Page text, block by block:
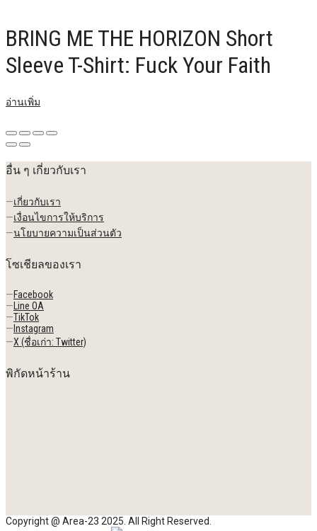
BRING ME THE HORIZON Short
Sleeve T-Shirt: Fuck Your Faith
อ่านเพิ่ม
อื่น ๆ เกี่ยวกับเรา
—เกี่ยวกับเรา
—เงื่อนไขการให้บริการ
—นโยบายความเป็นส่วนตัว
โซเชียลของเรา
—Facebook
— Line OA
—TikTok
— Instagram
—X (ชื่อเก่า: Twitter)
พิกัดหน้าร้าน
Copyright @ Area-23 2025. All Right Reserved.